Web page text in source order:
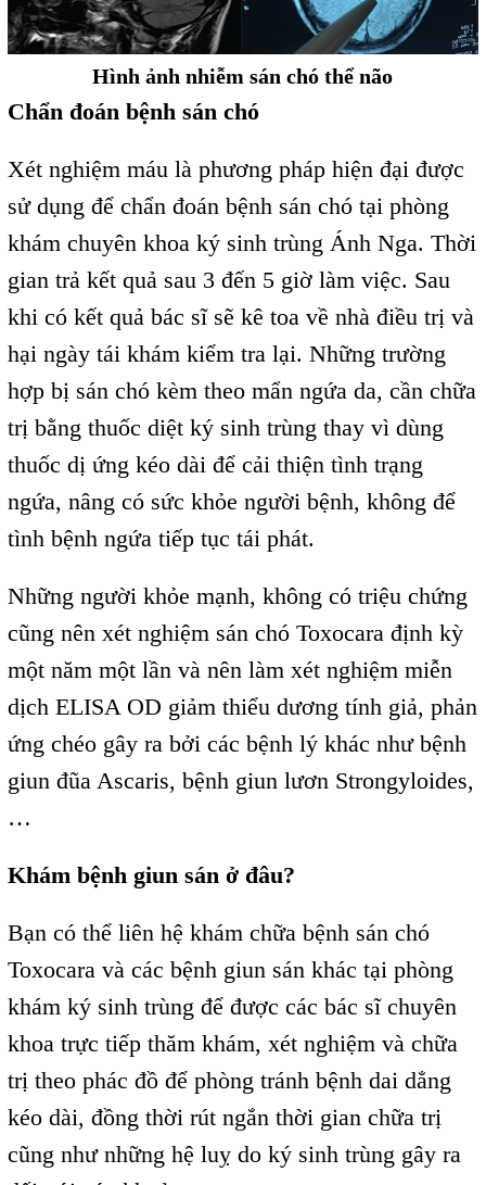
Hình ảnh nhiễm sán chó thể não
Chẩn đoán bệnh sán chó
Xét nghiệm máu là phương pháp hiện đại được
sử dụng để chẩn đoán bệnh sán chó tại phòng
khám chuyên khoa ký sinh trùng Ánh Nga. Thời
gian trả kết quả sau 3 đến 5 giờ làm việc. Sau
khi có kết quả bác sĩ sẽ kê toa về nhà điều trị và
hại ngày tái khám kiểm tra lại. Những trường
hợp bị sán chó kèm theo mẩn ngứa da, cần chữa
trị bằng thuốc diệt ký sinh trùng thay vì dùng
thuốc dị ứng kéo dài để cải thiện tình trạng
ngứa, nâng có sức khỏe người bệnh, không để
tình bệnh ngứa tiếp tục tái phát.
Những người khỏe mạnh, không có triệu chứng
cũng nên xét nghiệm sán chó Toxocara định kỳ
một năm một lần và nên làm xét nghiệm miễn
dịch ELISA OD giảm thiểu dương tính giả, phản
ứng chéo gây ra bởi các bệnh lý khác như bệnh
giun đũa Ascaris, bệnh giun lươn Strongyloides,
…
Khám bệnh giun sán ở đâu?
Bạn có thể liên hệ khám chữa bệnh sán chó
Toxocara và các bệnh giun sán khác tại phòng
khám ký sinh trùng để được các bác sĩ chuyên
khoa trực tiếp thăm khám, xét nghiệm và chữa
trị theo phác đồ để phòng tránh bệnh dai dẳng
kéo dài, đồng thời rút ngắn thời gian chữa trị
cũng như những hệ luỵ do ký sinh trùng gây ra